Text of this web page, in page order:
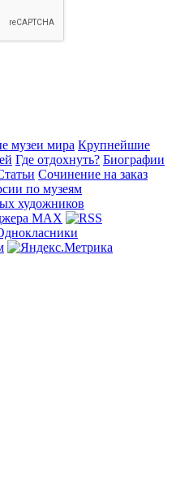
музеи мира Крупнейшие
Где отдохнуть? Биографии
Сочинение на заказ
по музеям
художников